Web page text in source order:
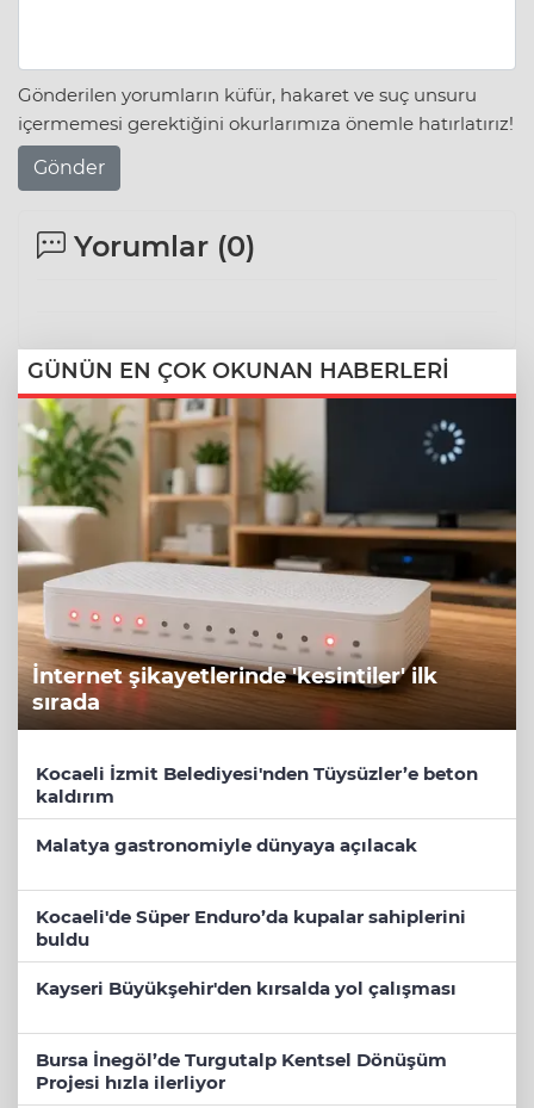
Gönderilen yorumların küfür, hakaret ve suç unsuru
içermemesi gerektiğini okurlarımıza önemle hatırlatırız!
Gönder
Yorumlar (0)
GÜNÜN EN ÇOK OKUNAN HABERLERİ
İnternet şikayetlerinde 'kesintiler' ilk
sırada
Kocaeli İzmit Belediyesi'nden Tüysüzler’e beton
kaldırım
Malatya gastronomiyle dünyaya açılacak
Kocaeli'de Süper Enduro’da kupalar sahiplerini
buldu
Kayseri Büyükşehir'den kırsalda yol çalışması
Bursa İnegöl’de Turgutalp Kentsel Dönüşüm
Projesi hızla ilerliyor